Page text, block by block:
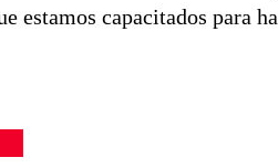
estamos capacitados para